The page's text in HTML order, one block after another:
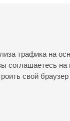
трафика на
соглашаетесь
свой
до 20:30